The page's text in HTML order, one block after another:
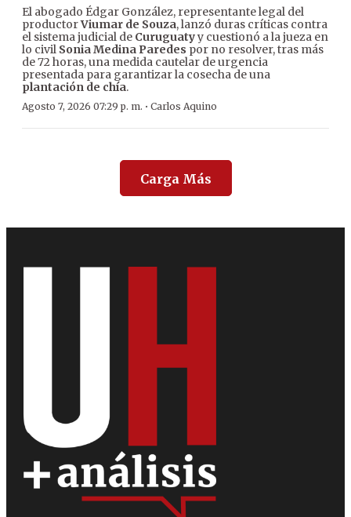
El abogado Édgar González, representante legal del
productorViumar de Souza, lanzó duras críticas contra
el sistema judicial de Curuguatyy cuestionó a la jueza en
lo civil Sonia Medina Paredes por no resolver, tras más
de 72 horas, una medida cautelar de urgencia
presentada para garantizar la cosecha de una
plantación de chía.
Agosto 7, 2026 07:29 p. m. · Carlos Aquino
Carga Más